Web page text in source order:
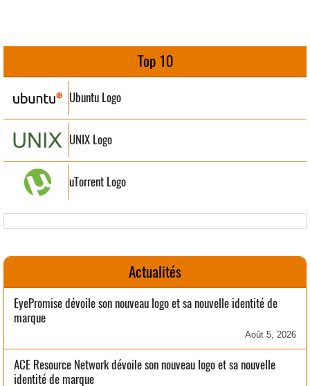
Top 10
Ubuntu Logo
UNIX Logo
uTorrent Logo
Actualités
EyePromise dévoile son nouveau logo et sa nouvelle identité de
marque
Août 5, 2026
ACE Resource Network dévoile son nouveau logo et sa nouvelle
identité de marque